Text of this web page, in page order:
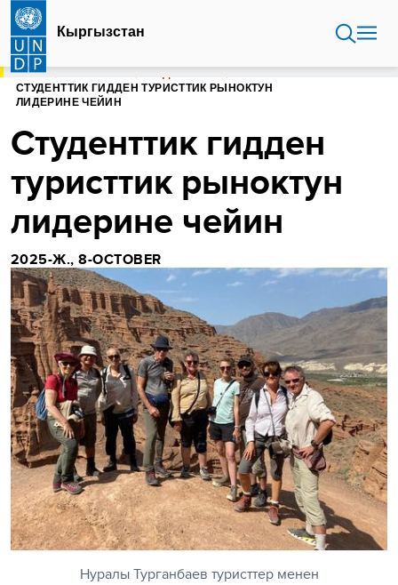
Skip
main
content
Кыргызстан
HOME
СТУДЕНТТИК ГИДДЕН ТУРИСТТИК РЫНОКТУН
ЛИДЕРИНЕ ЧЕЙИН
Студенттик гидден
туристтик рыноктун
лидерине чейин
2025-Ж., 8-OCTOBER
Нуралы Турганбаев туристтер менен